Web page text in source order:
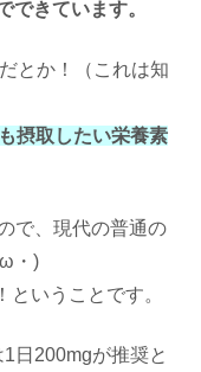
できています。
とか！（これは知
摂取したい栄養素
で、現代の普通の
・)
いうことです。
日200mgが推奨と